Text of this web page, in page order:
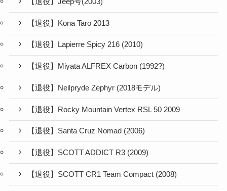
【退役】Kona Taro 2013
【退役】Lapierre Spicy 216 (2010)
【退役】Miyata ALFREX Carbon (1992?)
【退役】Neilpryde Zephyr (2018モデル)
【退役】Rocky Mountain Vertex RSL 50 2009
【退役】Santa Cruz Nomad (2006)
【退役】SCOTT ADDICT R3 (2009)
【退役】SCOTT CR1 Team Compact (2008)